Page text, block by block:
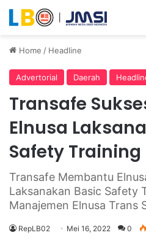
Home / Headline
Advertorial Daerah
Transafe
Elnusa
Safety Training
Transafe Membantu
Laksanakan Basic Safety
Manajemen Elnusa Trans
RepLB02 Mei 16, 2022 0